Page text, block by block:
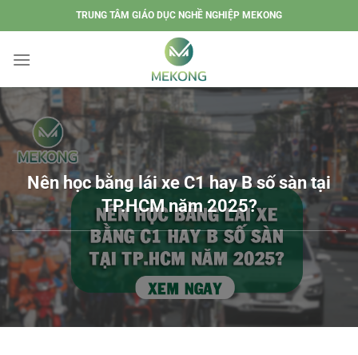
đến
dung
TRUNG TÂM GIÁO DỤC NGHỀ NGHIỆP MEKONG
Nên học bằng lái xe C1 hay B số sàn tại
TP.HCM năm 2025?